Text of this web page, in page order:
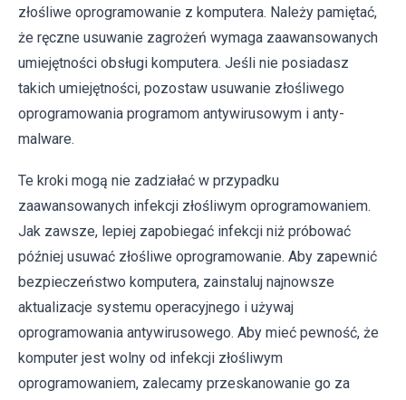
złośliwe oprogramowanie z komputera. Należy pamiętać,
że ręczne usuwanie zagrożeń wymaga zaawansowanych
umiejętności obsługi komputera. Jeśli nie posiadasz
takich umiejętności, pozostaw usuwanie złośliwego
oprogramowania programom antywirusowym i anty-
malware.
Te kroki mogą nie zadziałać w przypadku
zaawansowanych infekcji złośliwym oprogramowaniem.
Jak zawsze, lepiej zapobiegać infekcji niż próbować
później usuwać złośliwe oprogramowanie. Aby zapewnić
bezpieczeństwo komputera, zainstaluj najnowsze
aktualizacje systemu operacyjnego i używaj
oprogramowania antywirusowego. Aby mieć pewność, że
komputer jest wolny od infekcji złośliwym
oprogramowaniem, zalecamy przeskanowanie go za